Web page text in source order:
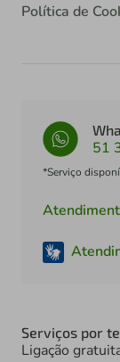
Política de
51
*Serviço
Serviços por
Ligação